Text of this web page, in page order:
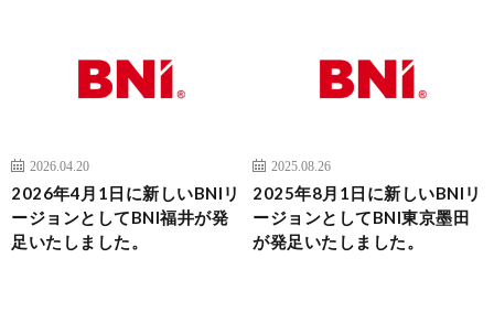
2026.04.20
2026年4月1日に新しいBNIリ
ージョンとしてBNI福井が発
足いたしました。
2025.08.26
2025年8月1日に新しいBNIリ
ージョンとしてBNI東京墨田
が発足いたしました。